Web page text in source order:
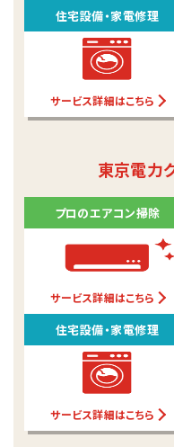
住宅設備・家電修理
サービス詳細はこちら
東京電力
プロのエアコン掃除
サービス詳細はこちら
住宅設備・家電修理
サービス詳細はこちら